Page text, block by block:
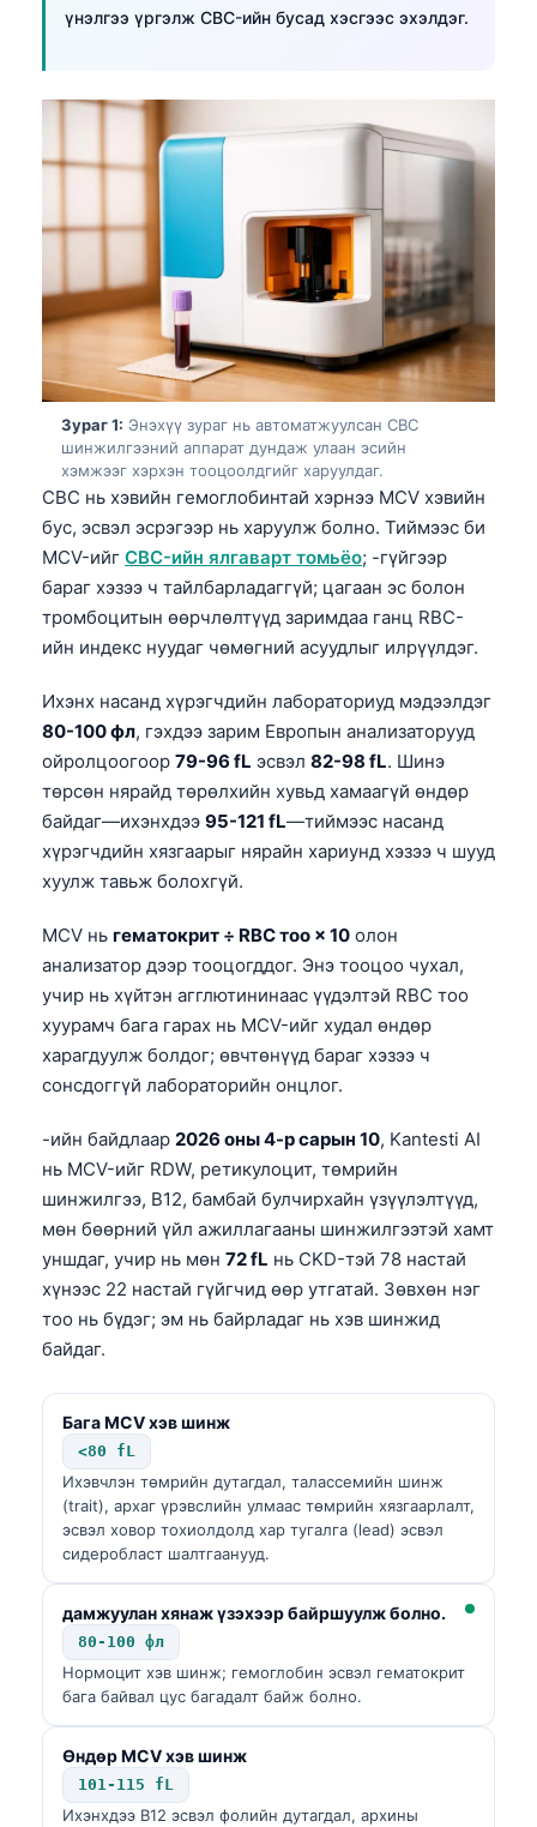
үнэлгээ үргэлж CBC-ийн бусад хэсгээс эхэлдэг.
Зураг 1: Энэхүү зураг нь автоматжуулсан CBC
шинжилгээний аппарат дундаж улаан эсийн
хэмжээг хэрхэн тооцоолдгийг харуулдаг.
CBC нь хэвийн гемоглобинтай хэрнээ MCV хэвийн
бус, эсвэл эсрэгээр нь харуулж болно. Тиймээс би
MCV-ийг CBC-ийн ялгаварт томьёо; -гүйгээр
бараг хэзээ ч тайлбарладаггүй; цагаан эс болон
тромбоцитын өөрчлөлтүүд заримдаа ганц RBC-
ийн индекс нуудаг чөмөгний асуудлыг илрүүлдэг.
Ихэнх насанд хүрэгчдийн лабораториуд мэдээлдэг
80-100 фл, гэхдээ зарим Европын анализаторууд
ойролцоогоор 79-96 fL эсвэл 82-98 fL. Шинэ
төрсөн нярайд төрөлхийн хувьд хамаагүй өндөр
байдаг—ихэнхдээ 95-121 fL—тиймээс насанд
хүрэгчдийн хязгаарыг нярайн хариунд хэзээ ч шууд
хуулж тавьж болохгүй.
MCV нь гематокрит ÷ RBC тоо × 10 олон
анализатор дээр тооцогддог. Энэ тооцоо чухал,
учир нь хүйтэн агглютининаас үүдэлтэй RBC тоо
хуурамч бага гарах нь MCV-ийг худал өндөр
харагдуулж болдог; өвчтөнүүд бараг хэзээ ч
сонсдоггүй лабораторийн онцлог.
-ийн байдлаар 2026 оны 4-р сарын 10, Kantesti AI
нь MCV-ийг RDW, ретикулоцит, төмрийн
шинжилгээ, B12, бамбай булчирхайн үзүүлэлтүүд,
мөн бөөрний үйл ажиллагааны шинжилгээтэй хамт
уншдаг, учир нь мөн 72 fL нь CKD-тэй 78 настай
хүнээс 22 настай гүйгчид өөр утгатай. Зөвхөн нэг
тоо нь бүдэг; эм нь байрладаг нь хэв шинжид
байдаг.
Бага MCV хэв шинж
<80 fL
Ихэвчлэн төмрийн дутагдал, талассемийн шинж
(trait), архаг үрэвслийн улмаас төмрийн хязгаарлалт,
эсвэл ховор тохиолдолд хар тугалга (lead) эсвэл
сидеробласт шалтгаанууд.
дамжуулан хянаж үзэхээр байршуулж болно.
80-100 фл
Нормоцит хэв шинж; гемоглобин эсвэл гематокрит
бага байвал цус багадалт байж болно.
Өндөр MCV хэв шинж
101-115 fL
Ихэнхдээ B12 эсвэл фолийн дутагдал, архины